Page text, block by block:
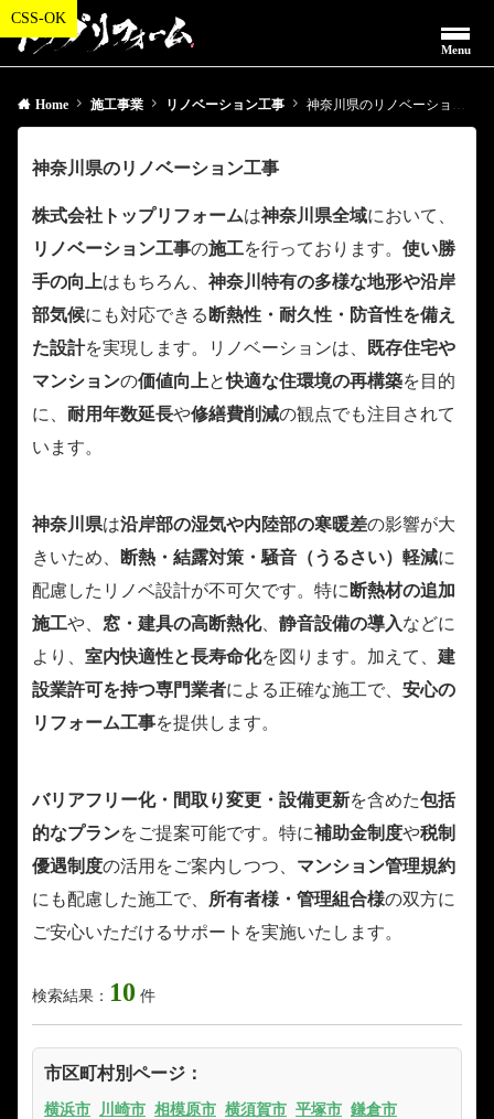
Menu
Home 施工事業 リノベーション工事 神奈川県のリノベーション工事
神奈川県のリノベーション工事
株式会社トップリフォームは神奈川県全域において、
リノベーション工事の施工を行っております。 使い勝
手の向上はもちろん、 神奈川特有の多様な地形や沿岸
部気候にも対応できる 断熱性・耐久性・防音性を備え
た設計を実現します。リノベーションは、
既存住宅や
マンションの価値向上と快適な住環境の再構築を目的
に、 耐用年数延長や修繕費削減の観点でも注目されて
います。
神奈川県は沿岸部の湿気や内陸部の寒暖差の影響が大
きいため、
断熱・結露対策・騒音（うるさい）軽減に
配慮したリノベ設計が不可欠です。特に 断熱材の追加
施工や、 窓・建具の高断熱化、 静音設備の導入などに
より、 室内快適性と長寿命化を図ります。加えて、 建
設業許可を持つ専門業者による正確な施工で、 安心の
リフォーム工事を提供します。
バリアフリー化・間取り変更・設備更新を含めた包括
的なプランをご提案可能です。特に補助金制度や税制
優遇制度の活用をご案内しつつ、 マンション管理規約
にも配慮した施工で、
所有者様・管理組合様の双方に
ご安心いただけるサポートを実施いたします。
検索結果： 10 件
市区町村別ページ：
横浜市 川崎市 相模原市 横須賀市 平塚市 鎌倉市